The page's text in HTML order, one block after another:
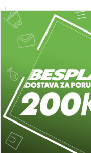
Folije za plastenike
Folija 8m stabilizarana UV
jednoslojna džambo rolna
(306m)
4,80